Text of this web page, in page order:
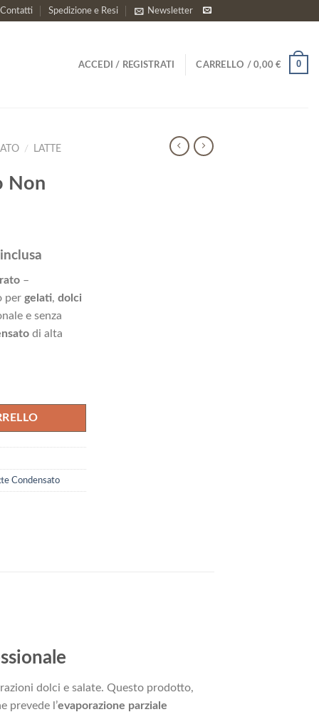
Contatti Spedizione e Resi Newsletter
ACCEDI / REGISTRATI CARRELLO / 0,00€ 0
/
LATTE
Non
€.
inclusa
–
per gelati, dolci
e senza
di alta
Condensato
dolci e salate. Questo prodotto,
prevede l’evaporazione parziale